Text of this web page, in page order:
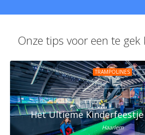
Onze tips voor een te gek
TRAMPOLINES
Het Ultieme
Haarlem